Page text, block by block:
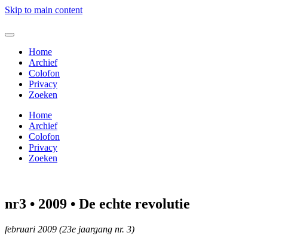
Skip to main content
Home
Archief
Colofon
Privacy
Zoeken
Home
Archief
Colofon
Privacy
Zoeken
nr3 • 2009 • De echte revolutie
februari 2009 (23e jaargang nr. 3)